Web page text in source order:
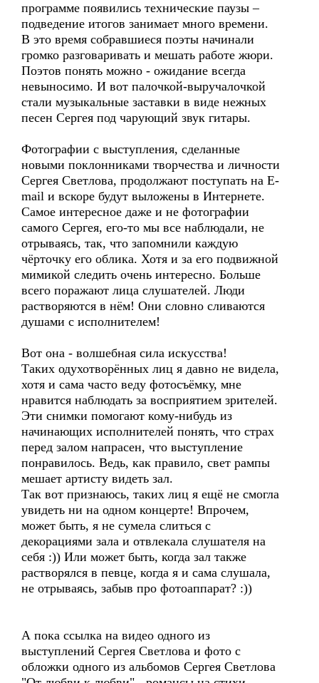
программе появились технические паузы –
подведение итогов занимает много времени.
В это время собравшиеся поэты начинали
громко разговаривать и мешать работе жюри.
Поэтов понять можно - ожидание всегда
невыносимо. И вот палочкой-выручалочкой
стали музыкальные заставки в виде нежных
песен Сергея под чарующий звук гитары.
Фотографии с выступления, сделанные
новыми поклонниками творчества и личности
Сергея Светлова, продолжают поступать на Е-
mail и вскоре будут выложены в Интернете.
Самое интересное даже и не фотографии
самого Сергея, его-то мы все наблюдали, не
отрываясь, так, что запомнили каждую
чёрточку его облика. Хотя и за его подвижной
мимикой следить очень интересно. Больше
всего поражают лица слушателей. Люди
растворяются в нём! Они словно сливаются
душами с исполнителем!
Вот она - волшебная сила искусства!
Таких одухотворённых лиц я давно не видела,
хотя и сама часто веду фотосъёмку, мне
нравится наблюдать за восприятием зрителей.
Эти снимки помогают кому-нибудь из
начинающих исполнителей понять, что страх
перед залом напрасен, что выступление
понравилось. Ведь, как правило, свет рампы
мешает артисту видеть зал.
Так вот признаюсь, таких лиц я ещё не смогла
увидеть ни на одном концерте! Впрочем,
может быть, я не сумела слиться с
декорациями зала и отвлекала слушателя на
себя :)) Или может быть, когда зал также
растворялся в певце, когда я и сама слушала,
не отрываясь, забыв про фотоаппарат? :))
А пока ссылка на видео одного из
выступлений Сергея Светлова и фото с
обложки одного из альбомов Сергея Светлова